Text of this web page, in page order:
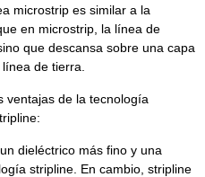
microstrip es similar a la
en microstrip, la línea de
que descansa sobre una capa
de tierra.
ventajas de la tecnología
dieléctrico más fino y una
stripline. En cambio, stripline